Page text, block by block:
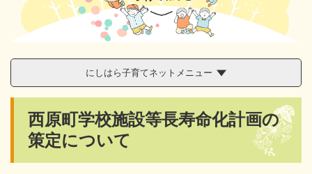
にしはら子育てネットメニュー
西原町学校施設等長寿命化計画の
策定について